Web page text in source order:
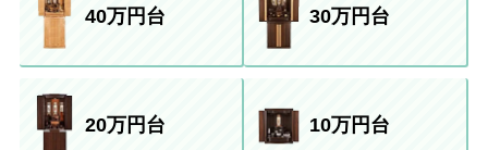
40万円台 30万円台
20万円台 10万円台